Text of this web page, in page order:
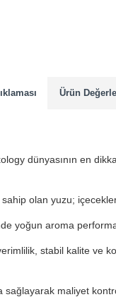
Ürün
dünyasının en
olan yuzu;
yoğun aroma
stabil kalite ve
sağlayarak maliyet